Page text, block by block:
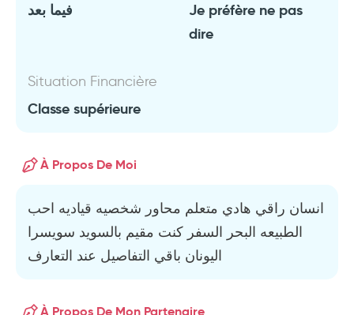
فيما بعد
Je préfère ne pas
dire
Situation Financière
Classe supérieure
À Propos De Moi
انسان راقي هادي متعلم محاور شخصيه قياديه احب
الطبيعه البحر السفر كنت مقيم بالسويد سويسرا
اليونان باقي التفاصيل عند التعارف
À Propos De Mon Partenaire